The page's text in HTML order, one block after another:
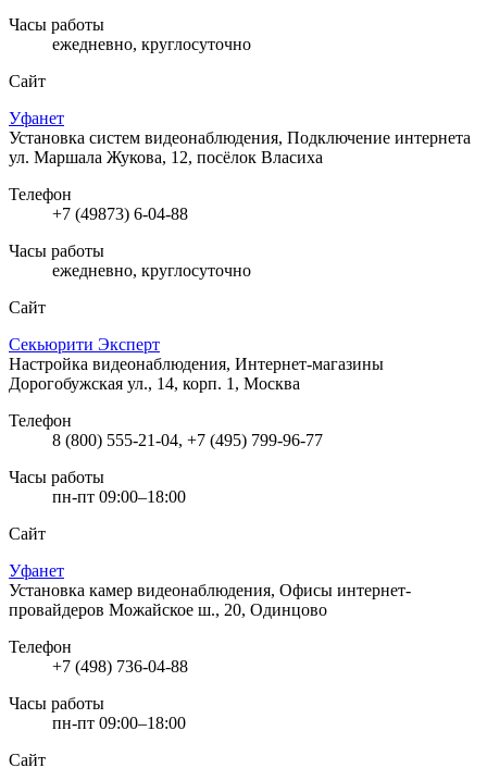
Часы работы
ежедневно, круглосуточно
Сайт
Уфанет
Установка систем видеонаблюдения, Подключение интернета
ул. Маршала Жукова, 12, посёлок Власиха
Телефон
+7 (49873) 6-04-88
Часы работы
ежедневно, круглосуточно
Сайт
Секьюрити Эксперт
Настройка видеонаблюдения, Интернет-магазины
Дорогобужская ул., 14, корп. 1, Москва
Телефон
8 (800) 555-21-04, +7 (495) 799-96-77
Часы работы
пн-пт 09:00–18:00
Сайт
Уфанет
Установка камер видеонаблюдения, Офисы интернет-
провайдеров Можайское ш., 20, Одинцово
Телефон
+7 (498) 736-04-88
Часы работы
пн-пт 09:00–18:00
Сайт